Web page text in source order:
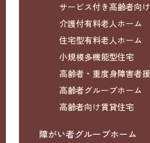
サービス付き高齢者向
介護付有料老人ホーム
住宅型有料老人ホーム
小規模多機能型住宅
高齢者・重度身障害者
高齢者グループホーム
高齢者向け賃貸住宅
障がい者グループホーム